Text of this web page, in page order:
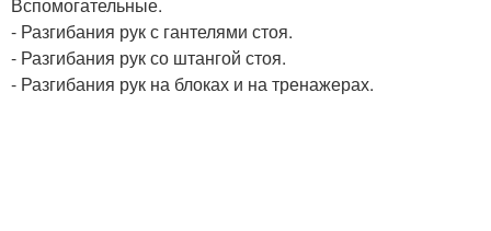
- Разгибания рук с гантелями стоя.
- Разгибания рук со штангой стоя.
- Разгибания рук на блоках и на тренажерах.